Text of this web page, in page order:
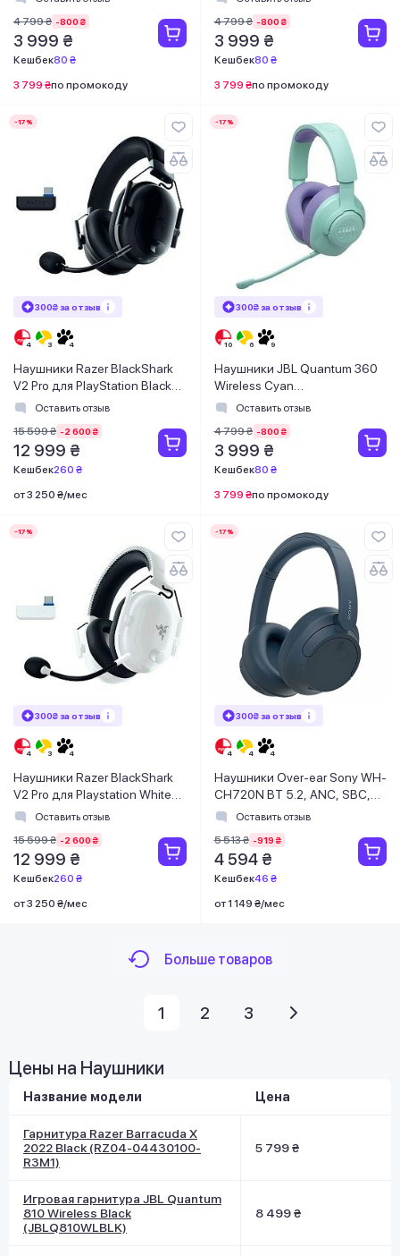
4 799 ₴ -800 ₴
3 999 ₴
Кешбек80 ₴
3 799 ₴по промокоду
4 799 ₴ -800 ₴
3 999 ₴
Кешбек80 ₴
3 799 ₴по промокоду
-17%
300₴ за отзыв
Наушники Razer BlackShark
V2 Pro для PlayStation Black
(RZ04-04530500-R3G1)
Оставить отзыв
15 599 ₴ -2 600 ₴
12 999 ₴
Кешбек260 ₴
от 3 250 ₴/мес
-17%
300₴ за отзыв
Наушники JBL Quantum 360
Wireless Cyan
(JBLQTUM360CYN)
Оставить отзыв
4 799 ₴ -800 ₴
3 999 ₴
Кешбек80 ₴
3 799 ₴по промокоду
-17%
300₴ за отзыв
Наушники Razer BlackShark
V2 Pro для Playstation White
(RZ04-04530600-R3G1)
Оставить отзыв
15 599 ₴ -2 600 ₴
12 999 ₴
Кешбек260 ₴
от 3 250 ₴/мес
-17%
300₴ за отзыв
Наушники Over-ear Sony WH-
CH720N BT 5.2, ANC, SBC,
AAC, Wireless, Mic, Синий
Оставить отзыв
5 513 ₴ -919 ₴
4 594 ₴
Кешбек46 ₴
от 1 149 ₴/мес
Больше товаров
1 2 3
Цены на Наушники
Название модели Цена
Гарнитура Razer Barracuda X
2022 Black (RZ04-04430100-
R3M1)
5 799 ₴
Игровая гарнитура JBL Quantum
810 Wireless Black
(JBLQ810WLBLK)
8 499 ₴